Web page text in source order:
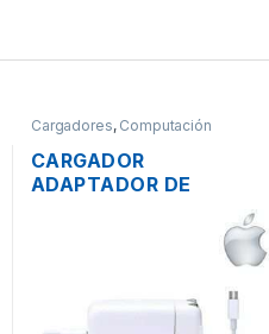
Cargadores, Computación
CARGADOR
ADAPTADOR DE
A1718 PARA MACBOOK
PRO USB-C 20V 3A 61W